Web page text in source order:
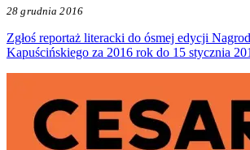
28 grudnia 2016
Zgłoś reportaż literacki do ósmej edycji
Kapuścińskiego za 2016 rok do 15 stycznia